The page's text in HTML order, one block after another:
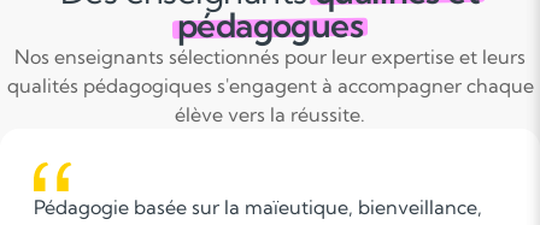
pédagogues
Nos enseignants sélectionnés pour leur expertise et leurs
qualités pédagogiques s'engagent à accompagner chaque
élève vers la réussite.
Pédagogie basée sur la maïeutique, bienveillance,